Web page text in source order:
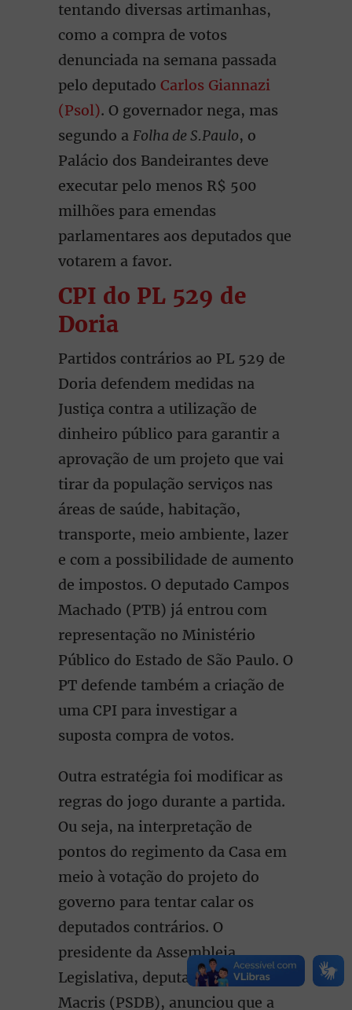
tentando diversas artimanhas,
como a compra de votos
denunciada na semana passada
pelo deputado Carlos Giannazi
(Psol). O governador nega, mas
segundo a Folha de S.Paulo, o
Palácio dos Bandeirantes deve
executar pelo menos R$ 500
milhões para emendas
parlamentares aos deputados que
votarem a favor.
CPI do PL 529 de
Doria
Partidos contrários ao PL 529 de
Doria defendem medidas na
Justiça contra a utilização de
dinheiro público para garantir a
aprovação de um projeto que vai
tirar da população serviços nas
áreas de saúde, habitação,
transporte, meio ambiente, lazer
e com a possibilidade de aumento
de impostos. O deputado Campos
Machado (PTB) já entrou com
representação no Ministério
Público do Estado de São Paulo. O
PT defende também a criação de
uma CPI para investigar a
suposta compra de votos.
Outra estratégia foi modificar as
regras do jogo durante a partida.
Ou seja, na interpretação de
pontos do regimento da Casa em
meio à votação do projeto do
governo para tentar calar os
deputados contrários. O
presidente da Assembleia
Legislativa, deputado Cauê
Macris (PSDB), anunciou que a